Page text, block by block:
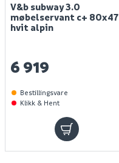
V&b subway 3.0
møbelservant c+ 80x47
hvit alpin
6 919
Bestillingsvare
Klikk & Hent